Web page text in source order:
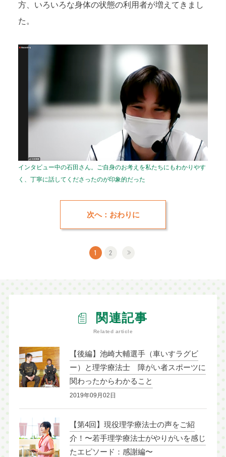
方、いろいろな身体の状態の利用者が増えてきまし
た。
インタビュー中の石田さん。ご自身のお考えを私たちにもわかりやす
く、丁寧に話してくださったのが印象的だった
次へ：おわりに
1 2
関連記事
Related article
【後編】池崎大輔選手（車いすラグビ
ー）と理学療法士 障がい者スポーツに
関わったからわかること
2019年09月02日
【第4回】現役理学療法士の声をご紹
介！〜若手理学療法士がやりがいを感じ
たエピソード：感謝編〜